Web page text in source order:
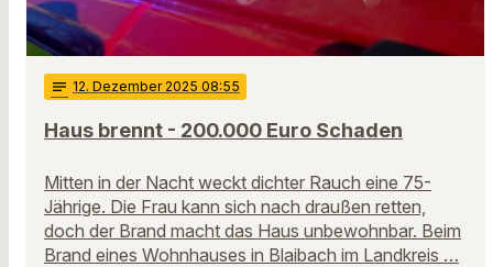
notes 12. Dezember 2025 08:55
Haus brennt - 200.000 Euro Schaden
Mitten in der Nacht weckt dichter Rauch eine 75-
Jährige. Die Frau kann sich nach draußen retten,
doch der Brand macht das Haus unbewohnbar. Beim
Brand eines Wohnhauses in Blaibach im Landkreis …